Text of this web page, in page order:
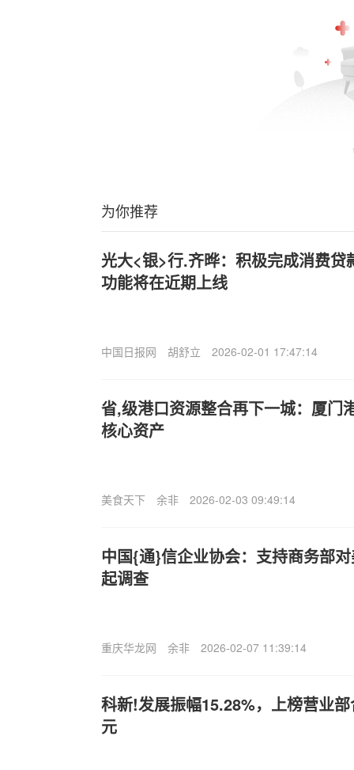
为你推荐
光大<银>行.齐晔：积极完成消费贷
功能将在近期上线
中国日报网 胡舒立 2026-02-01 17:47:14
省,级港口资源整合再下一城：厦门
核心资产
美食天下 余非 2026-02-03 09:49:14
中国{通}信企业协会：支持商务部
起调查
重庆华龙网 余非 2026-02-07 11:39:14
科新!发展振幅15.28%，上榜营业
元